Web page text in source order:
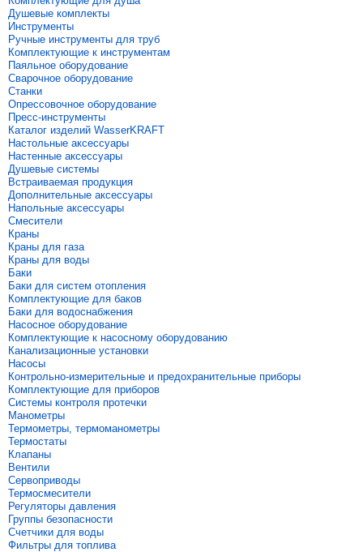
Душевые комплекты
Инструменты
Ручные инструменты для труб
Комплектующие к инструментам
Паяльное оборудование
Сварочное оборудование
Станки
Опрессовочное оборудование
Пресс-инструменты
Каталог изделий WasserKRAFT
Настольные аксессуары
Настенные аксессуары
Душевые системы
Встраиваемая продукция
Дополнительные аксессуары
Напольные аксессуары
Смесители
Краны
Краны для газа
Краны для воды
Баки
Баки для систем отопления
Комплектующие для баков
Баки для водоснабжения
Насосное оборудование
Комплектующие к насосному оборудованию
Канализационные установки
Насосы
Контрольно-измерительные и предохранительные приборы
Комплектующие для приборов
Системы контроля протечки
Манометры
Термометры, термоманометры
Термостаты
Клапаны
Вентили
Сервоприводы
Термосмесители
Регуляторы давления
Группы безопасности
Счетчики для воды
Фильтры для топлива